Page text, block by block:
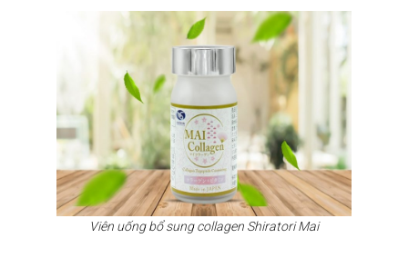
Viên uống bổ sung collagen Shiratori Mai